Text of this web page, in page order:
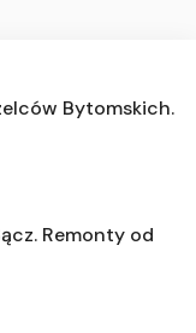
Bytomskich.
Remonty od